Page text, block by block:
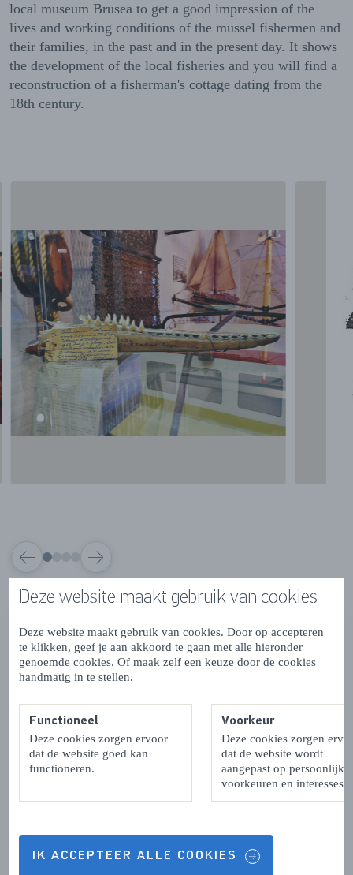
Deze website maakt gebruik van cookies
Deze website maakt gebruik van cookies. Door op accepteren
te klikken, geef je aan akkoord te gaan met alle hieronder
genoemde cookies. Of maak zelf een keuze door de cookies
handmatig in te stellen.
Functioneel
Deze cookies zorgen ervoor
dat de website goed kan
functioneren.
Voorkeur
Deze cookies zorgen
dat de website wordt
aangepast op persoonlijke
voorkeuren en interesses.
IK ACCEPTEER ALLE COOKIES
local museum Brusea to get a good impression of the
lives and working conditions of the mussel fishermen and
their families, in the past and in the present day. It shows
the development of the local fisheries and you will find a
reconstruction of a fisherman's cottage dating from the
18th century.
VORIGE VOLGENDE
Contactgegevens & Openingstijden
OPENINGSTIJDEN
14:00 - 17:00